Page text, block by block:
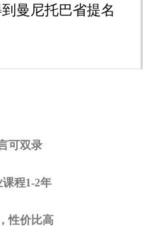
曼尼托巴省提名
可双录
程1-2年
性价比高